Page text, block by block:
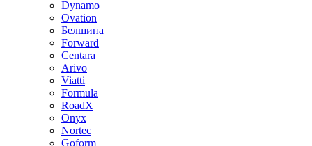
Dynamo
Ovation
Белшина
Forward
Centara
Arivo
Viatti
Formula
RoadX
Onyx
Nortec
Goform